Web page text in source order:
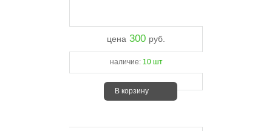
цена300 руб.
наличие: 10 шт
В корзину